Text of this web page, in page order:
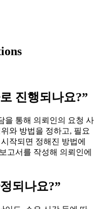
진행되나요?”
을 통해 의뢰인의 요청 사
와 방법을 정하고, 필요
작되면 정해진 방법에
고서를 작성해 의뢰인에
되나요?”